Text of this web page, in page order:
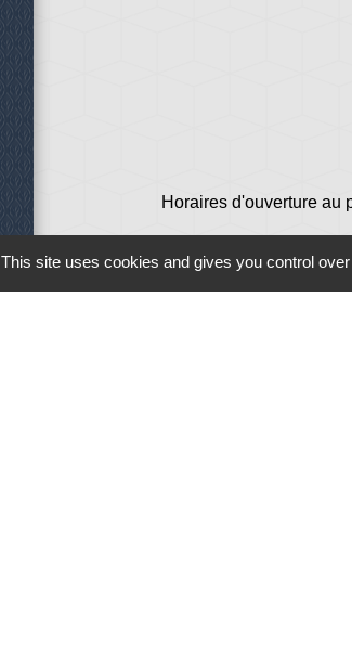
Horaires d'ouverture au
This site uses cookies and gives you control